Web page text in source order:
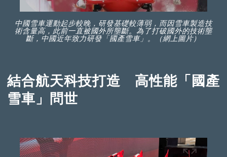
中國雪車運動起步較晚，研發基礎較薄弱，而因雪車製造技
術含量高，此前一直被國外所壟斷。為了打破國外的技術壟
斷，中國近年致力研發「國產雪車」。（網上圖片）
結合航天科技打造 高性能「國產
雪車」問世